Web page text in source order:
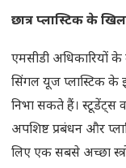
छात्र प्लास्टिक के
एमसीडी अधिकारियों
सिंगल यूज प्लास्टिक के
निभा सकते हैं। स्टूडेंट्स
अपशिष्ट प्रबंधन और
लिए एक सबसे अच्छा